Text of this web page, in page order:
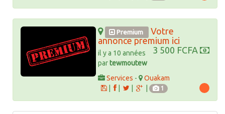
Premium
Votre
annonce premium ici
3 500 FCFA
il y a 10 années
partewmoutew
Services -
Ouakam
|
1